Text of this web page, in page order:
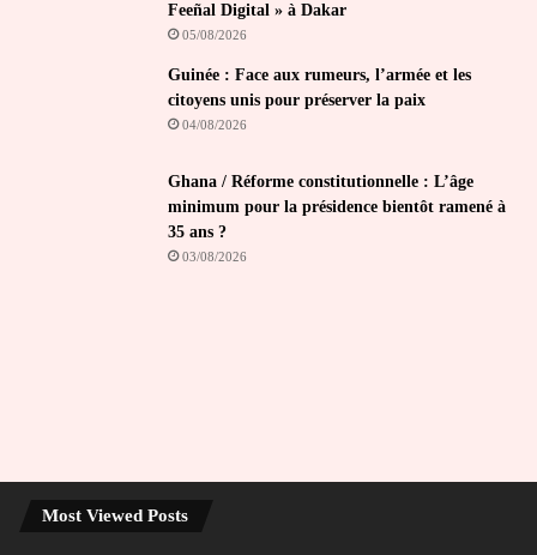
Feeñal Digital » à Dakar
05/08/2026
Guinée : Face aux rumeurs, l’armée et les
citoyens unis pour préserver la paix
04/08/2026
Ghana / Réforme constitutionnelle : L’âge
minimum pour la présidence bientôt ramené à
35 ans ?
03/08/2026
Most Viewed Posts